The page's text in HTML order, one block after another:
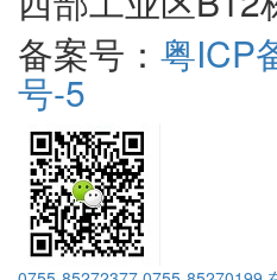
备案号： 粤ICP
号-5